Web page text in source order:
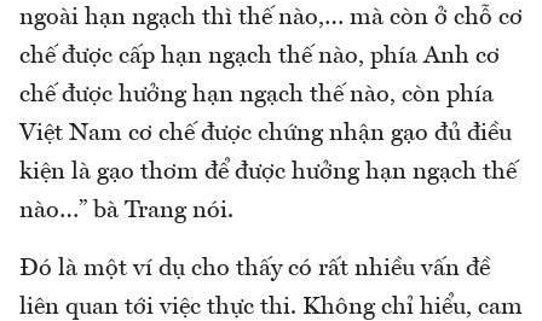
ngoài hạn ngạch thì thế nào,… mà còn ở chỗ cơ
chế được cấp hạn ngạch thế nào, phía Anh cơ
chế được hưởng hạn ngạch thế nào, còn phía
Việt Nam cơ chế được chứng nhận gạo đủ điều
kiện là gạo thơm để được hưởng hạn ngạch thế
nào…” bà Trang nói.
Đó là một ví dụ cho thấy có rất nhiều vấn đề
liên quan tới việc thực thi. Không chỉ hiểu, cam